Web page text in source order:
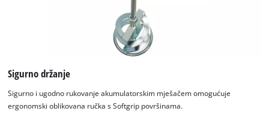
Sigurno držanje
Sigurno i ugodno rukovanje akumulatorskim mješačem omogućuje
ergonomski oblikovana ručka s Softgrip površinama.